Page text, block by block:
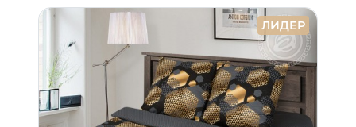
ЛИДЕР